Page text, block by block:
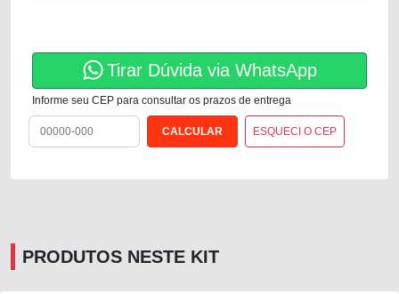
Tirar Dúvida via WhatsApp
Informe seu CEP para consultar os prazos de entrega
ESQUECI O CEP
PRODUTOS NESTE KIT